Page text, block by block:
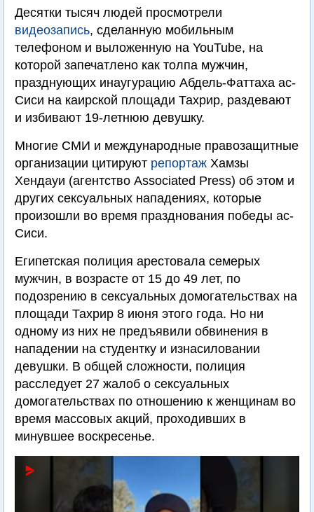
Десятки тысяч людей просмотрели
видеозапись, сделанную мобильным
телефоном и выложенную на YouTube, на
которой запечатлено как толпа мужчин,
празднующих инаугурацию Абдель-Фаттаха ас-
Сиси на каирской площади Тахрир, раздевают
и избивают 19-летнюю девушку.
Многие СМИ и международные правозащитные
организации цитируют репортаж Хамзы
Хендауи (агентство Associated Press) об этом и
других сексуальных нападениях, которые
произошли во время празднования победы ас-
Сиси.
Египетская полиция арестовала семерых
мужчин, в возрасте от 15 до 49 лет, по
подозрению в сексуальных домогательствах на
площади Тахрир 8 июня этого года. Но ни
одному из них не предъявили обвинения в
нападении на студентку и изнасиловании
девушки. В общей сложности, полиция
расследует 27 жалоб о сексуальных
домогательствах по отношению к женщинам во
время массовых акций, проходивших в
минувшее воскресенье.